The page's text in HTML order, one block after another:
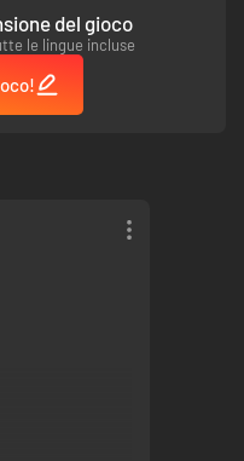
del gioco
le lingue incluse